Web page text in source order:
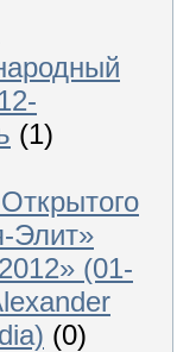
(1)
Элит»
(01-
(0)